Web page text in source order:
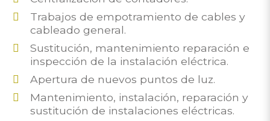
Trabajos de empotramiento de cables y
cableado general.
Sustitución, mantenimiento reparación e
inspección de la instalación eléctrica.
Apertura de nuevos puntos de luz.
Mantenimiento, instalación, reparación y
sustitución de instalaciones eléctricas.